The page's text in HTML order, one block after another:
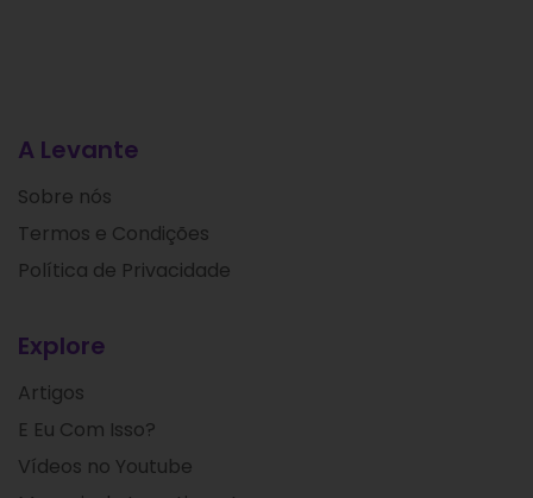
A Levante
Sobre nós
Termos e Condições
Política de Privacidade
Explore
Artigos
E Eu Com Isso?
Vídeos no Youtube